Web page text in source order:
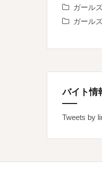
ガール
ガール
バイト情
Tweets by